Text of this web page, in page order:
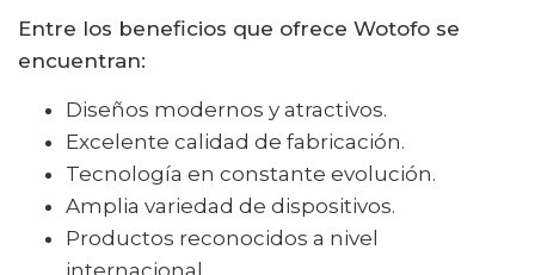
Entre los beneficios que ofrece Wotofo se
encuentran:
Diseños modernos y atractivos.
Excelente calidad de fabricación.
Tecnología en constante evolución.
Amplia variedad de dispositivos.
Productos reconocidos a nivel
internacional.